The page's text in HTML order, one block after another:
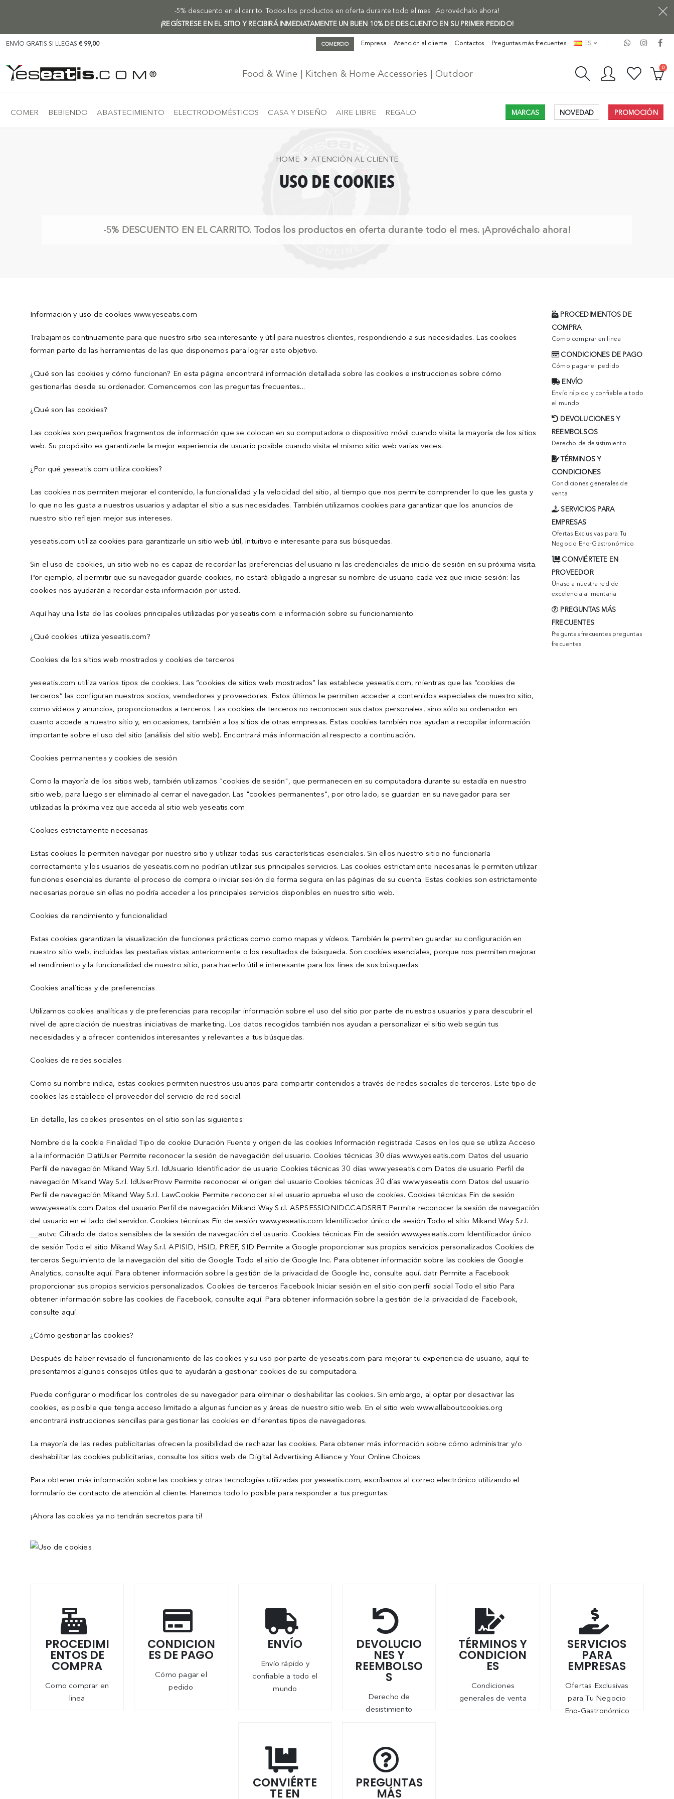
-5% descuento en el carrito. Todos los productos en oferta durante todo el mes. ¡Aprovéchalo ahora!
¡REGÍSTRESE EN EL SITIO Y RECIBIRÁ INMEDIATAMENTE UN BUEN 10% DE DESCUENTO EN SU PRIMER PEDIDO!
ENVÍO GRATIS SI LLEGAS € 99,00 COMERCIO Empresa Atención al cliente Contactos Preguntas más frecuentes ES
Food & Wine | Kitchen & Home Accessories | Outdoor
0
COMER BEBIENDO ABASTECIMIENTO ELECTRODOMÉSTICOS CASA Y DISEÑO AIRE LIBRE REGALO MARCAS NOVEDAD PROMOCIÓN
USO DE COOKIES
-5% DESCUENTO EN EL CARRITO.Todos los productos en oferta durante todo el mes. ¡Aprovéchalo ahora!
HOME ATENCIÓN AL CLIENTE
PROCEDIMIENTOS DE
COMPRA
Como comprar en linea
CONDICIONES DE PAGO
Cómo pagar el pedido
ENVÍO
Envío rápido y confiable a todo
el mundo
DEVOLUCIONES Y
REEMBOLSOS
Derecho de desistimiento
TÉRMINOS Y
CONDICIONES
Condiciones generales de
venta
SERVICIOS PARA
EMPRESAS
Ofertas Exclusivas para Tu
Negocio Eno-Gastronómico
CONVIÉRTETE EN
PROVEEDOR
Únase a nuestra red de
excelencia alimentaria
PREGUNTAS MÁS
FRECUENTES
Preguntas frecuentes preguntas
frecuentes
Información y uso de cookies www.yeseatis.com
Trabajamos continuamente para que nuestro sitio sea interesante y útil para nuestros clientes, respondiendo a sus necesidades. Las cookies
forman parte de las herramientas de las que disponemos para lograr este objetivo.
¿Qué son las cookies y cómo funcionan? En esta página encontrará información detallada sobre las cookies e instrucciones sobre cómo
gestionarlas desde su ordenador. Comencemos con las preguntas frecuentes...
¿Qué son las cookies?
Las cookies son pequeños fragmentos de información que se colocan en su computadora o dispositivo móvil cuando visita la mayoría de los sitios
web. Su propósito es garantizarle la mejor experiencia de usuario posible cuando visita el mismo sitio web varias veces.
¿Por qué yeseatis.com utiliza cookies?
Las cookies nos permiten mejorar el contenido, la funcionalidad y la velocidad del sitio, al tiempo que nos permite comprender lo que les gusta y
lo que no les gusta a nuestros usuarios y adaptar el sitio a sus necesidades. También utilizamos cookies para garantizar que los anuncios de
nuestro sitio reflejen mejor sus intereses.
yeseatis.com utiliza cookies para garantizarle un sitio web útil, intuitivo e interesante para sus búsquedas.
Sin el uso de cookies, un sitio web no es capaz de recordar las preferencias del usuario ni las credenciales de inicio de sesión en su próxima visita.
Por ejemplo, al permitir que su navegador guarde cookies, no estará obligado a ingresar su nombre de usuario cada vez que inicie sesión: las
cookies nos ayudarán a recordar esta información por usted.
Aquí hay una lista de las cookies principales utilizadas por yeseatis.com e información sobre su funcionamiento.
¿Qué cookies utiliza yeseatis.com?
Cookies de los sitios web mostrados y cookies de terceros
yeseatis.com utiliza varios tipos de cookies. Las “cookies de sitios web mostrados” las establece yeseatis.com, mientras que las “cookies de
terceros” las configuran nuestros socios, vendedores y proveedores. Estos últimos le permiten acceder a contenidos especiales de nuestro sitio,
como vídeos y anuncios, proporcionados a terceros. Las cookies de terceros no reconocen sus datos personales, sino sólo su ordenador en
cuanto accede a nuestro sitio y, en ocasiones, también a los sitios de otras empresas. Estas cookies también nos ayudan a recopilar información
importante sobre el uso del sitio (análisis del sitio web). Encontrará más información al respecto a continuación.
Cookies permanentes y cookies de sesión
Como la mayoría de los sitios web, también utilizamos "cookies de sesión", que permanecen en su computadora durante su estadía en nuestro
sitio web, para luego ser eliminado al cerrar el navegador. Las "cookies permanentes", por otro lado, se guardan en su navegador para ser
utilizadas la próxima vez que acceda al sitio web yeseatis.com
Cookies estrictamente necesarias
Estas cookies le permiten navegar por nuestro sitio y utilizar todas sus características esenciales. Sin ellos nuestro sitio no funcionaría
correctamente y los usuarios de yeseatis.com no podrían utilizar sus principales servicios. Las cookies estrictamente necesarias le permiten utilizar
funciones esenciales durante el proceso de compra o iniciar sesión de forma segura en las páginas de su cuenta. Estas cookies son estrictamente
necesarias porque sin ellas no podría acceder a los principales servicios disponibles en nuestro sitio web.
Cookies de rendimiento y funcionalidad
Estas cookies garantizan la visualización de funciones prácticas como como mapas y vídeos. También le permiten guardar su configuración en
nuestro sitio web, incluidas las pestañas vistas anteriormente o los resultados de búsqueda. Son cookies esenciales, porque nos permiten mejorar
el rendimiento y la funcionalidad de nuestro sitio, para hacerlo útil e interesante para los fines de sus búsquedas.
Cookies analíticas y de preferencias
Utilizamos cookies analíticas y de preferencias para recopilar información sobre el uso del sitio por parte de nuestros usuarios y para descubrir el
nivel de apreciación de nuestras iniciativas de marketing. Los datos recogidos también nos ayudan a personalizar el sitio web según tus
necesidades y a ofrecer contenidos interesantes y relevantes a tus búsquedas.
Cookies de redes sociales
Como su nombre indica, estas cookies permiten nuestros usuarios para compartir contenidos a través de redes sociales de terceros. Este tipo de
cookies las establece el proveedor del servicio de red social.
En detalle, las cookies presentes en el sitio son las siguientes:
Nombre de la cookie Finalidad Tipo de cookie Duración Fuente y origen de las cookies Información registrada Casos en los que se utiliza Acceso
a la información DatiUser Permite reconocer la sesión de navegación del usuario. Cookies técnicas 30 días www.yeseatis.com Datos del usuario
Perfil de navegación Mikand Way S.r.l. IdUsuario Identificador de usuario Cookies técnicas 30 días www.yeseatis.com Datos de usuario Perfil de
navegación Mikand Way S.r.l. IdUserProvv Permite reconocer el origen del usuario Cookies técnicas 30 días www.yeseatis.com Datos del usuario
Perfil de navegación Mikand Way S.r.l. LawCookie Permite reconocer si el usuario aprueba el uso de cookies. Cookies técnicas Fin de sesión
www.yeseatis.com Datos del usuario Perfil de navegación Mikand Way S.r.l. ASPSESSIONIDCCADSRBT Permite reconocer la sesión de navegación
del usuario en el lado del servidor. Cookies técnicas Fin de sesión www.yeseatis.com Identificador único de sesión Todo el sitio Mikand Way S.r.l.
__autvc Cifrado de datos sensibles de la sesión de navegación del usuario. Cookies técnicas Fin de sesión www.yeseatis.com Identificador único
de sesión Todo el sitio Mikand Way S.r.l. APISID, HSID, PREF, SID Permite a Google proporcionar sus propios servicios personalizados Cookies de
terceros Seguimiento de la navegación del sitio de Google Todo el sitio de Google Inc. Para obtener información sobre las cookies de Google
Analytics, consulte aquí. Para obtener información sobre la gestión de la privacidad de Google Inc, consulte aquí. datr Permite a Facebook
proporcionar sus propios servicios personalizados. Cookies de terceros Facebook Iniciar sesión en el sitio con perfil social Todo el sitio Para
obtener información sobre las cookies de Facebook, consulte aquí. Para obtener información sobre la gestión de la privacidad de Facebook,
consulte aquí.
¿Cómo gestionar las cookies?
Después de haber revisado el funcionamiento de las cookies y su uso por parte de yeseatis.com para mejorar tu experiencia de usuario, aquí te
presentamos algunos consejos útiles que te ayudarán a gestionar cookies de su computadora.
Puede configurar o modificar los controles de su navegador para eliminar o deshabilitar las cookies. Sin embargo, al optar por desactivar las
cookies, es posible que tenga acceso limitado a algunas funciones y áreas de nuestro sitio web. En el sitio web www.allaboutcookies.org
encontrará instrucciones sencillas para gestionar las cookies en diferentes tipos de navegadores.
La mayoría de las redes publicitarias ofrecen la posibilidad de rechazar las cookies. Para obtener más información sobre cómo administrar y/o
deshabilitar las cookies publicitarias, consulte los sitios web de Digital Advertising Alliance y Your Online Choices.
Para obtener más información sobre las cookies y otras tecnologías utilizadas por yeseatis.com, escríbanos al correo electrónico utilizando el
formulario de contacto de atención al cliente. Haremos todo lo posible para responder a tus preguntas.
¡Ahora las cookies ya no tendrán secretos para ti!
PROCEDIMI
ENTOS DE
COMPRA
Como comprar en
linea
CONDICION
ES DE PAGO
Cómo pagar el
pedido
ENVÍO
Envío rápido y
confiable a todo el
mundo
DEVOLUCIO
NES Y
REEMBOLSO
S
Derecho de
desistimiento
TÉRMINOS Y
CONDICION
ES
Condiciones
generales de venta
SERVICIOS
PARA
EMPRESAS
Ofertas Exclusivas
para Tu Negocio
Eno-Gastronómico
CONVIÉRTE
TE EN
PREGUNTAS
MÁS